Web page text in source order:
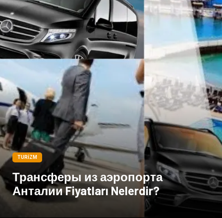
TURIZM
Трансферы из аэропорта
Анталии Fiyatları Nelerdir?